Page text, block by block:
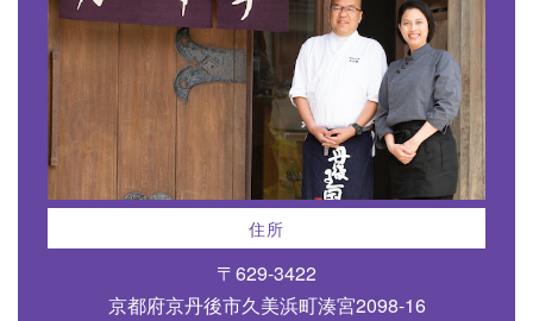
住所
〒629-3422
京都府京丹後市久美浜町湊宮2098-16